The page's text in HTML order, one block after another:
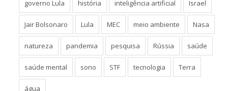
governo Lula história inteligência artificial Israel
Jair Bolsonaro Lula MEC meio ambiente Nasa
natureza pandemia pesquisa Rússia saúde
saúde mental sono STF tecnologia Terra
água